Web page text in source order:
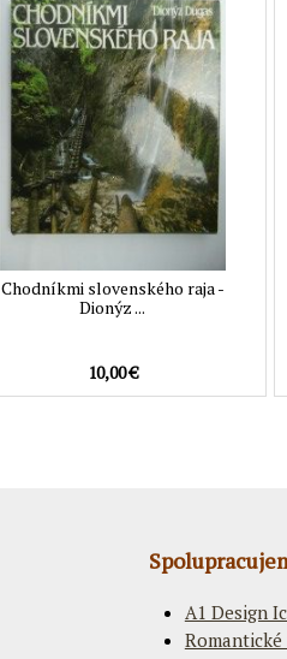
Chodníkmi slovenského raja -
Dionýz ...
10,00 €
A1 Design